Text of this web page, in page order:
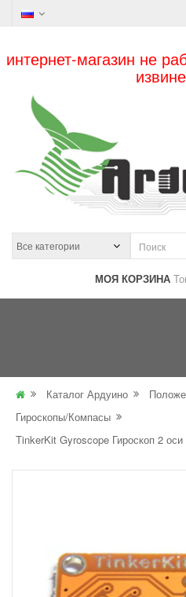
интернет-магазин не
МОЯ КОРЗИНА
Каталог Ардуино
Гироскопы/Компасы
TinkerKit Gyroscope Гироскоп 2